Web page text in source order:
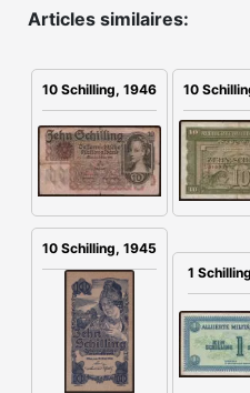
Articles similaires:
10 Schilling, 1946 10
10 Schilling, 1945
1